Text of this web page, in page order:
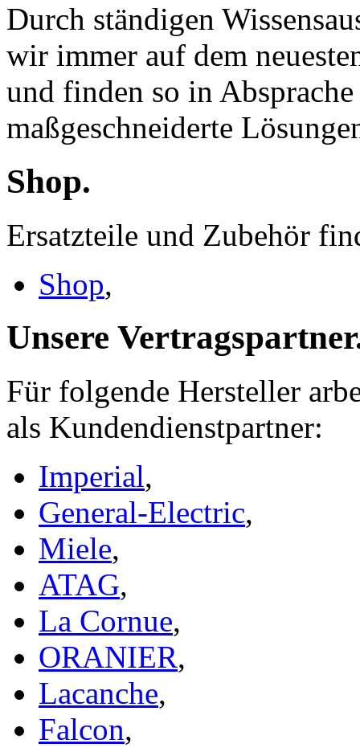
Durch ständigen
wir immer auf dem
und finden so in
maßgeschneiderte
Shop.
Ersatzteile und Zubehör
Shop,
Unsere
Für folgende Hersteller
als Kundendienstpartner:
Imperial,
General-Electric,
Miele,
ATAG,
La Cornue,
ORANIER,
Lacanche,
Falcon,